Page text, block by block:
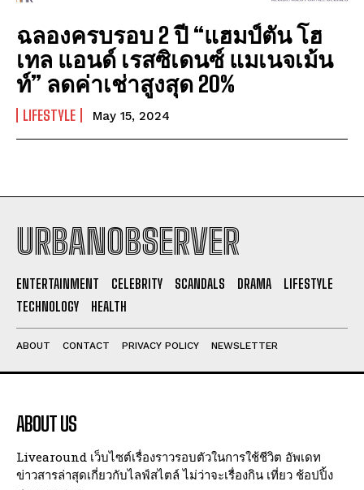
I WANT IN
I've read and accept the Privacy Policy
ฉลองครบรอบ 2 ปี “แฮมป์ตัน โฮ
เทล แอนด์ เรสซิเดนซ์ แมเนจเม้น
ท์” ลดค่าเช่าสูงสุด 20%
LIFESTYLE May 15, 2024
URBANOBSERVER
ENTERTAINMENT CELEBRITY SCANDALS DRAMA
LIFESTYLE
TECHNOLOGY
HEALTH
ABOUT CONTACT PRIVACY POLICY NEWSLETTER
ABOUT US
Livearound เว็บไซต์เรื่องราวรอบตัวในการใช้ชีวิต อัพเดท
ข่าวสารล่าสุดเกี่ยวกับไลฟ์สไตล์ ไม่ว่าจะเรื่องกิน เที่ยว ช้อปปิ้ง